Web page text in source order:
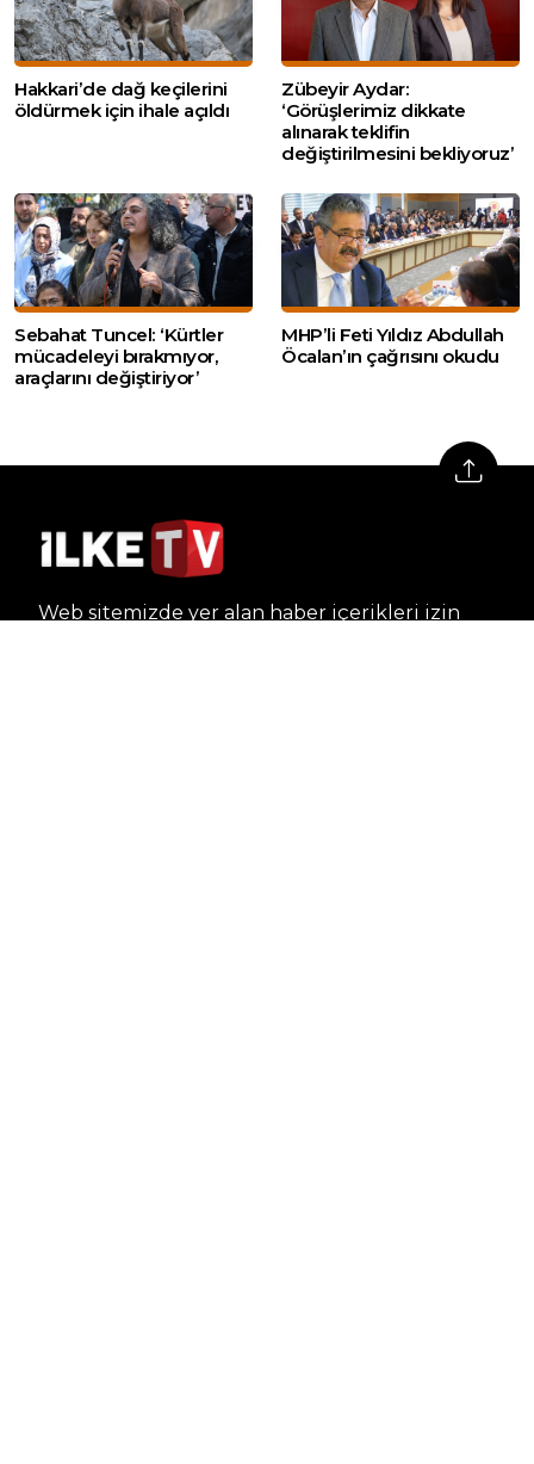
Hakkari’de dağ keçilerini
öldürmek için ihale açıldı
Zübeyir Aydar:
‘Görüşlerimiz dikkate
alınarak teklifin
değiştirilmesini bekliyoruz’
Sebahat Tuncel: ‘Kürtler
mücadeleyi bırakmıyor,
araçlarını değiştiriyor’
MHP’li Feti Yıldız Abdullah
Öcalan’ın çağrısını okudu
Web sitemizde yer alan haber içerikleri izin